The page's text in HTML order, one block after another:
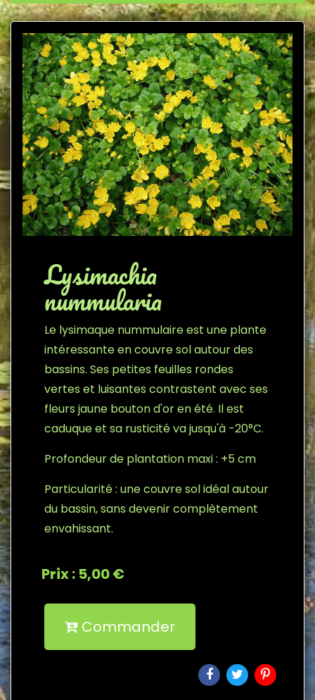
Lysimachia
nummularia
Le lysimaque nummulaire est une plante
intéressante en couvre sol autour des
bassins. Ses petites feuilles rondes
vertes et luisantes contrastent avec ses
fleurs jaune bouton d'or en été. Il est
caduque et sa rusticité va jusqu'à -20°C.
Profondeur de plantation maxi : +5 cm
Particularité : une couvre sol idéal autour
du bassin, sans devenir complètement
envahissant.
Prix : 5,00 €
Commander